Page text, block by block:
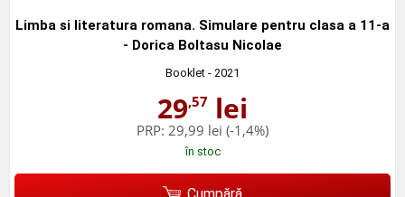
Limba si literatura romana. Simulare pentru clasa a 11-a
- Dorica Boltasu Nicolae
Booklet - 2021
29,57 lei
PRP: 29,99 lei (-1,4%)
în stoc